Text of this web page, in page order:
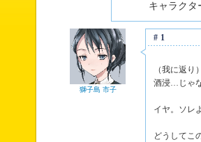
キャラクタ
獅子島 市子
#1
（我に返
酒浸…じゃ
イヤ。ソレ
どうしてこ